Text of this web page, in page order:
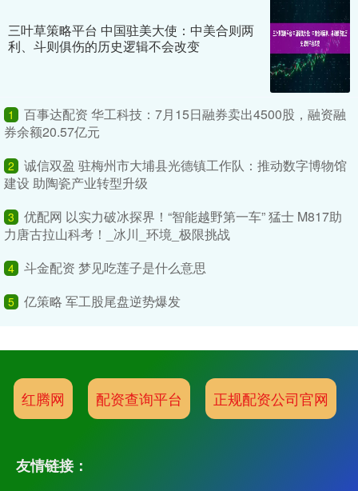
三叶草策略平台 中国驻美大使：中美合则两
利、斗则俱伤的历史逻辑不会改变
1
百事达配资 华工科技：7月15日融券卖出4500股，融资融
券余额20.57亿元
2
诚信双盈 驻梅州市大埔县光德镇工作队：推动数字博物馆
建设 助陶瓷产业转型升级
3
优配网 以实力破冰探界！“智能越野第一车” 猛士 M817助
力唐古拉山科考！_冰川_环境_极限挑战
4 斗金配资 梦见吃莲子是什么意思
5 亿策略 军工股尾盘逆势爆发
红腾网 配资查询平台 正规配资公司官网
友情链接：